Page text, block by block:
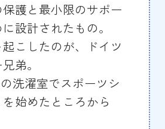
護と最小限のサポー
設計されたもの。
こしたのが、ドイツ
弟。
洗濯室でスポーツシ
始めたところから